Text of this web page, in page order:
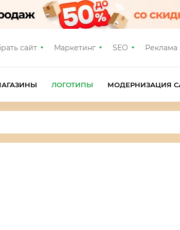
сайт Маркетинг SEO Реклама
ЛОГОТИПЫ МОДЕРНИЗАЦИЯ